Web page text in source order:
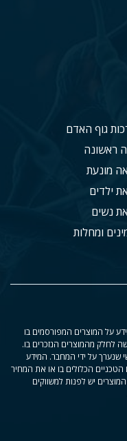
גוף האדם
ראשונה
מונעת
ילדים
נשים
ומחלות
על המוצרים המפורסמים בו
לחלק מהמוצרים הנזכרים בו.
שנערך על ידי המחבר. המידע
הכלולים בו או את המחיר
יש לפנות למשווקים